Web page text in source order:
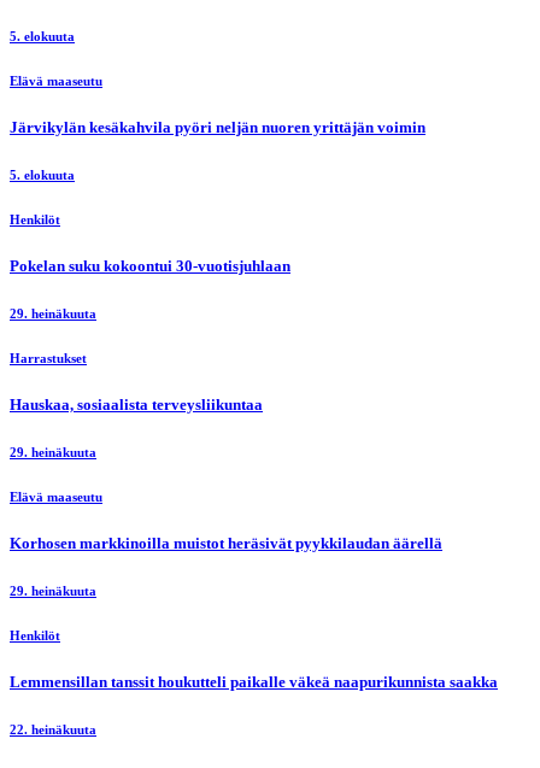
5. elokuuta
Elävä maaseutu
Järvikylän kesäkahvila pyöri neljän nuoren yrittäjän voimin
5. elokuuta
Henkilöt
Pokelan suku kokoontui 30-vuotisjuhlaan
29. heinäkuuta
Harrastukset
Hauskaa, sosiaalista terveysliikuntaa
29. heinäkuuta
Elävä maaseutu
Korhosen markkinoilla muistot heräsivät pyykkilaudan äärellä
29. heinäkuuta
Henkilöt
Lemmensillan tanssit houkutteli paikalle väkeä naapurikunnista saakka
22. heinäkuuta